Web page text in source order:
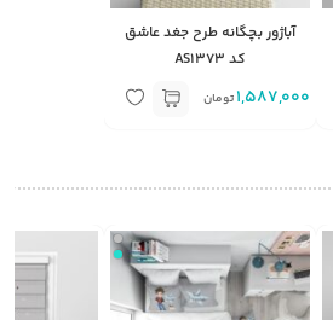
آباژور بچگانه طرح جغد عاشق
کد AS1373
1,587,000 تومان